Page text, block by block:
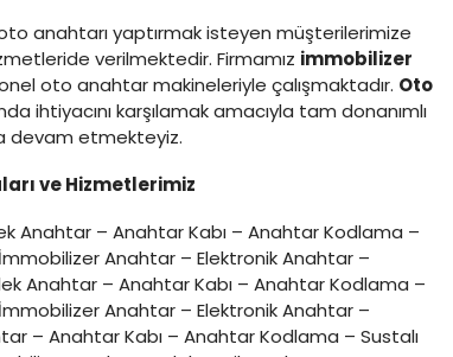
anahtarı yaptırmak isteyen müşterilerimize
verilmektedir. Firmamız immobilizer
oto anahtar makineleriyle çalışmaktadır. Oto
karşılamak amacıyla tam donanımlı
devam etmekteyiz.
ve Hizmetlerimiz
Anahtar – Anahtar Kabı – Anahtar Kodlama –
Anahtar – Elektronik Anahtar –
Anahtar – Anahtar Kabı – Anahtar Kodlama –
Anahtar – Elektronik Anahtar –
– Anahtar Kabı – Anahtar Kodlama – Sustalı